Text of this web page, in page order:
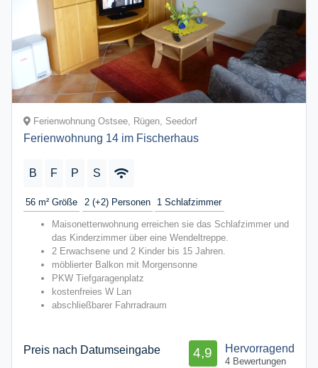
Ferienwohnung Ostsee, Rügen, Seedorf
Ferienwohnung 14 im Fischerhaus
B F P S
56 m² Größe 2 (+2) Personen 1 Schlafzimmer
Maisonettenwohnung erreichen sie das Schlafzimmer und
das Kinderzimmer über eine Wendeltreppe.
2 Erwachsene und 2 Kinder bis 15 Jahren.
möblierter Balkon mit Morgensonne
PKW Tiefgaragenplatz
kostenfreies W Lan
abschließbarer Fahrradraum
Preis nach Datumseingabe Hervorragend
4,9
4 Bewertungen